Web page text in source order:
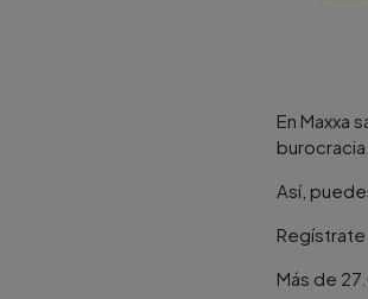
En Maxxa
burocracia.
Así,
Más de